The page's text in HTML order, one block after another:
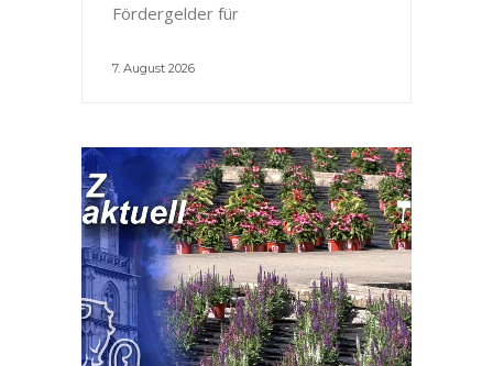
Fördergelder für
7. August 2026